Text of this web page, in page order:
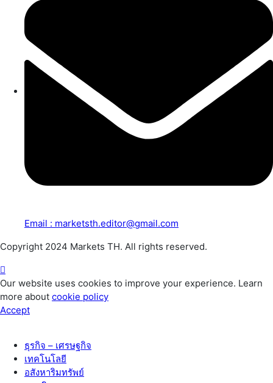
Email : marketsth.editor@gmail.com
Copyright 2024 Markets TH. All rights reserved.
Our website uses cookies to improve your experience. Learn
more about cookie policy
Accept
ธุรกิจ – เศรษฐกิจ
เทคโนโลยี
อสังหาริมทรัพย์